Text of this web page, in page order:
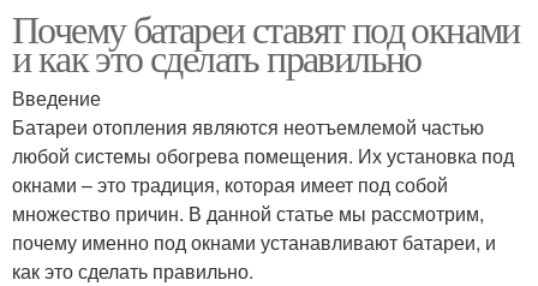
Почему батареи ставят под окнами
и как это сделать правильно
Введение
Батареи отопления являются неотъемлемой частью
любой системы обогрева помещения. Их установка под
окнами – это традиция, которая имеет под собой
множество причин. В данной статье мы рассмотрим,
почему именно под окнами устанавливают батареи, и
как это сделать правильно.